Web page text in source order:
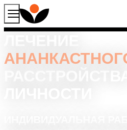
Продолжая работу с сайтом, вы
мы используем файлы